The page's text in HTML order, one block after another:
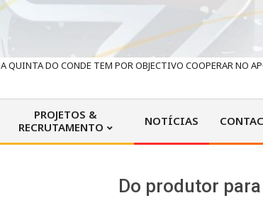
QUINTA DO CONDE TEM POR OBJECTIVO COOPERAR NO
Primary
Navigation
PROJETOS &
RECRUTAMENTO
NOTÍCIAS
Do produtor